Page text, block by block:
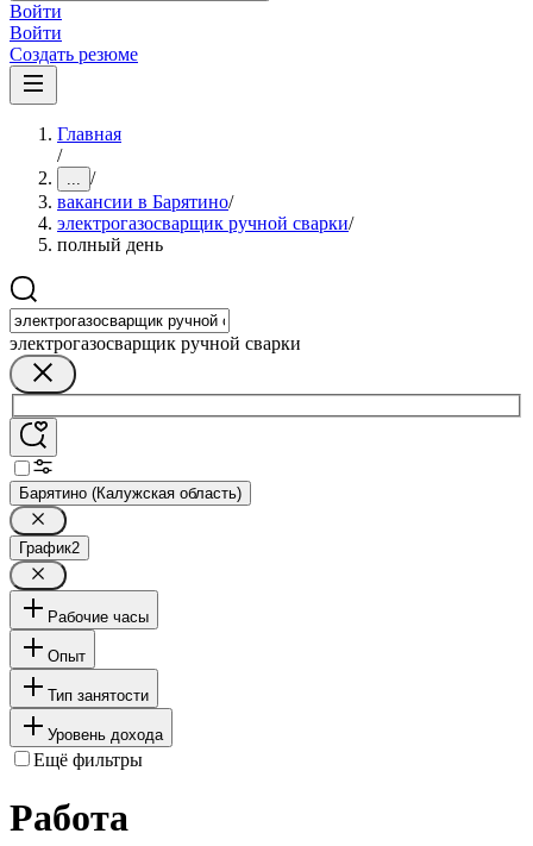
Войти
Войти
Создать резюме
Главная
/
... /
вакансии в Барятино/
электрогазосварщик ручной сварки/
полный день
электрогазосварщик ручной сварки
Барятино (Калужская область)
График2
Рабочие часы
Опыт
Тип занятости
Уровень дохода
Ещё фильтры
Работа